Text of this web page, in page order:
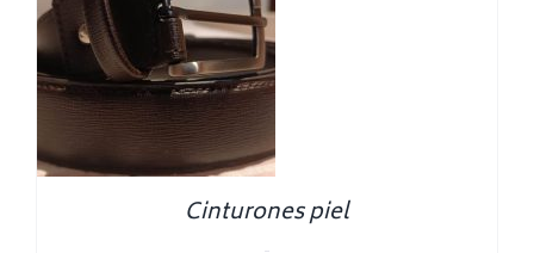
Cinturones piel